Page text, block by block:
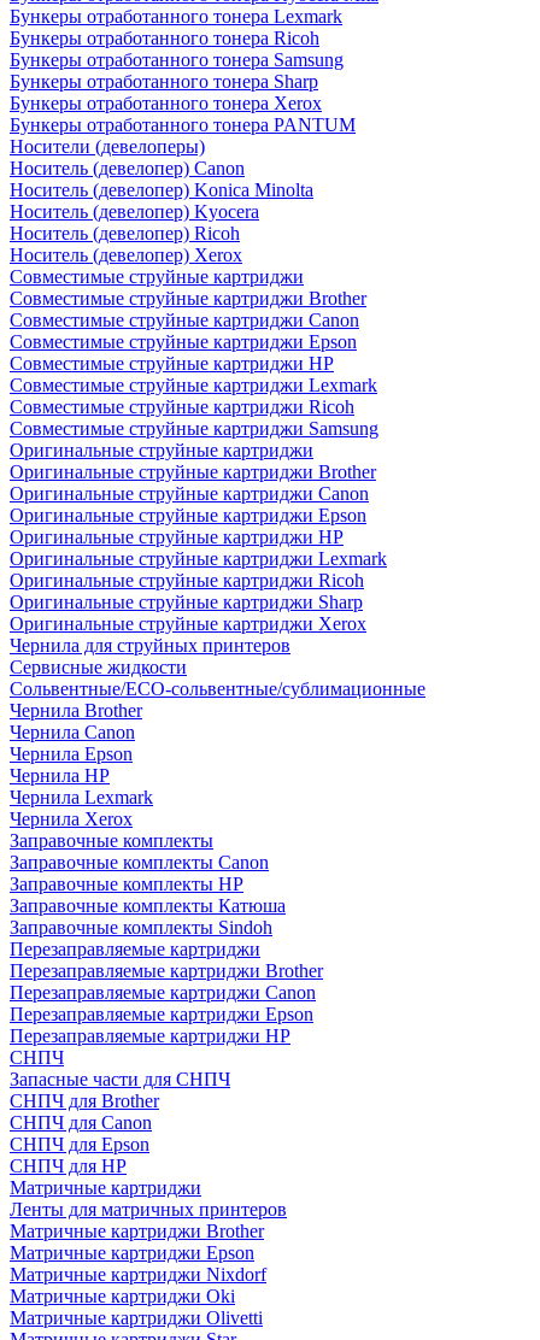
Бункеры отработанного тонера Lexmark
Бункеры отработанного тонера Ricoh
Бункеры отработанного тонера Samsung
Бункеры отработанного тонера Sharp
Бункеры отработанного тонера Xerox
Бункеры отработанного тонера PANTUM
Носители (девелоперы)
Носитель (девелопер) Canon
Носитель (девелопер) Konica Minolta
Носитель (девелопер) Kyocera
Носитель (девелопер) Ricoh
Носитель (девелопер) Xerox
Совместимые струйные картриджи
Совместимые струйные картриджи Brother
Совместимые струйные картриджи Canon
Совместимые струйные картриджи Epson
Совместимые струйные картриджи HP
Совместимые струйные картриджи Lexmark
Совместимые струйные картриджи Ricoh
Совместимые струйные картриджи Samsung
Оригинальные струйные картриджи
Оригинальные струйные картриджи Brother
Оригинальные струйные картриджи Canon
Оригинальные струйные картриджи Epson
Оригинальные струйные картриджи HP
Оригинальные струйные картриджи Lexmark
Оригинальные струйные картриджи Ricoh
Оригинальные струйные картриджи Sharp
Оригинальные струйные картриджи Xerox
Чернила для струйных принтеров
Сервисные жидкости
Сольвентные/ECO-сольвентные/сублимационные
Чернила Brother
Чернила Canon
Чернила Epson
Чернила HP
Чернила Lexmark
Чернила Xerox
Заправочные комплекты
Заправочные комплекты Canon
Заправочные комплекты HP
Заправочные комплекты Катюша
Заправочные комплекты Sindoh
Перезаправляемые картриджи
Перезаправляемые картриджи Brother
Перезаправляемые картриджи Canon
Перезаправляемые картриджи Epson
Перезаправляемые картриджи HP
СНПЧ
Запасные части для СНПЧ
СНПЧ для Brother
СНПЧ для Canon
СНПЧ для Epson
СНПЧ для HP
Матричные картриджи
Ленты для матричных принтеров
Матричные картриджи Brother
Матричные картриджи Epson
Матричные картриджи Nixdorf
Матричные картриджи Oki
Матричные картриджи Olivetti